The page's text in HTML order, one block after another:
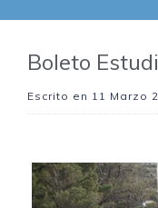
Boleto
Escrito en 11 Marzo